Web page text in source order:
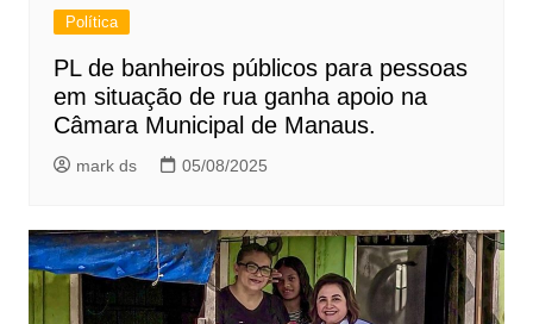
Política
PL de banheiros públicos para pessoas
em situação de rua ganha apoio na
Câmara Municipal de Manaus.
mark ds 05/08/2025